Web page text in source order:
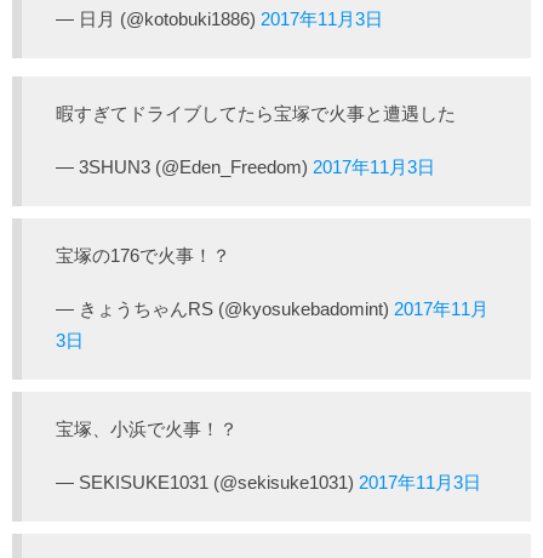
— 日月 (@kotobuki1886) 2017年11月3日
暇すぎてドライブしてたら宝塚で火事と遭遇した
— 3SHUN3 (@Eden_Freedom) 2017年11月3日
宝塚の176で火事！？
— きょうちゃんRS (@kyosukebadomint) 2017年11月
3日
宝塚、小浜で火事！？
— SEKISUKE1031 (@sekisuke1031) 2017年11月3日